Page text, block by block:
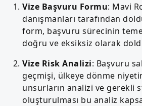
Vize Başvuru Formu: Mavi
danışmanları tarafından
form, başvuru sürecinin
doğru ve eksiksiz olarak
Vize Risk Analizi: Başvuru
geçmişi, ülkeye dönme
unsurların analizi ve gerekli
oluşturulması bu analiz